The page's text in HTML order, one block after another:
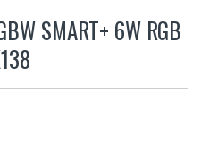
SMART+ 6W RGB